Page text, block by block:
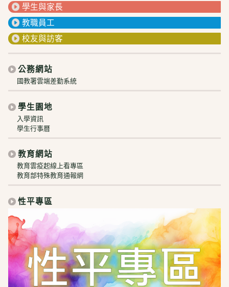
學生與家長
教職員工
校友與訪客
公務網站
國教署雲端差勤系統
學生園地
入學資訊
學生行事曆
教育網站
教育雲疫起線上看專區
教育部特殊教育通報網
性平專區